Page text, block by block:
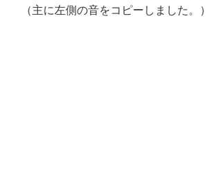
（主に左側の音をコピーしました。）